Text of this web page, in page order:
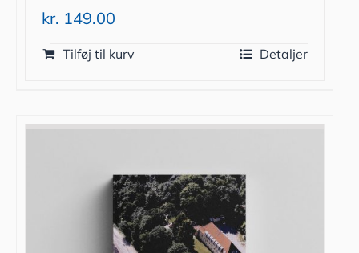
kr. 149.00
Tilføj til kurv Detaljer